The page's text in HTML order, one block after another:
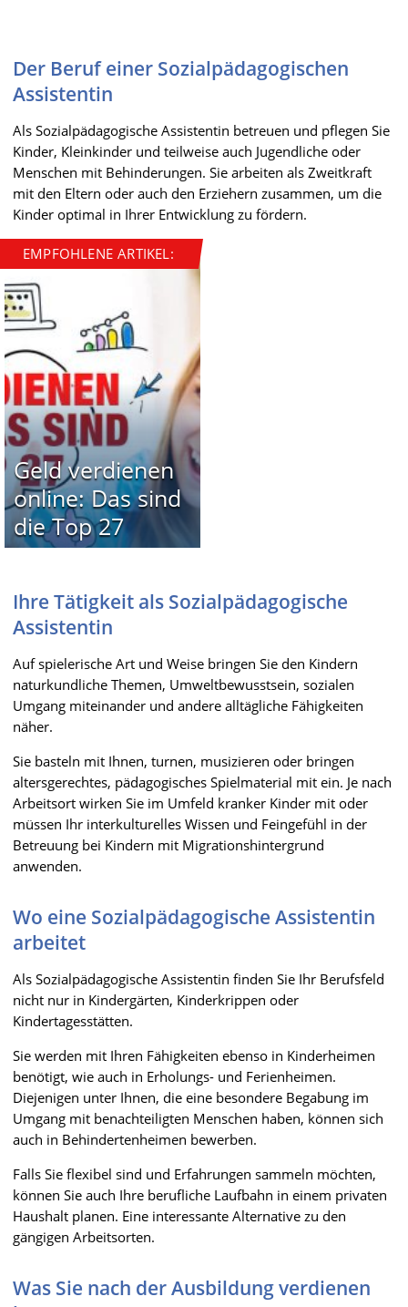
Der Beruf einer Sozialpädagogischen
Assistentin
Als Sozialpädagogische Assistentin betreuen und pflegen Sie
Kinder, Kleinkinder und teilweise auch Jugendliche oder
Menschen mit Behinderungen. Sie arbeiten als Zweitkraft
mit den Eltern oder auch den Erziehern zusammen, um die
Kinder optimal in Ihrer Entwicklung zu fördern.
EMPFOHLENE ARTIKEL:
Geld verdienen
online: Das sind
die Top 27
Ihre Tätigkeit als Sozialpädagogische
Assistentin
Auf spielerische Art und Weise bringen Sie den Kindern
naturkundliche Themen, Umweltbewusstsein, sozialen
Umgang miteinander und andere alltägliche Fähigkeiten
näher.
Sie basteln mit Ihnen, turnen, musizieren oder bringen
altersgerechtes, pädagogisches Spielmaterial mit ein. Je nach
Arbeitsort wirken Sie im Umfeld kranker Kinder mit oder
müssen Ihr interkulturelles Wissen und Feingefühl in der
Betreuung bei Kindern mit Migrationshintergrund
anwenden.
Wo eine Sozialpädagogische Assistentin
arbeitet
Als Sozialpädagogische Assistentin finden Sie Ihr Berufsfeld
nicht nur in Kindergärten, Kinderkrippen oder
Kindertagesstätten.
Sie werden mit Ihren Fähigkeiten ebenso in Kinderheimen
benötigt, wie auch in Erholungs- und Ferienheimen.
Diejenigen unter Ihnen, die eine besondere Begabung im
Umgang mit benachteiligten Menschen haben, können sich
auch in Behindertenheimen bewerben.
Falls Sie flexibel sind und Erfahrungen sammeln möchten,
können Sie auch Ihre berufliche Laufbahn in einem privaten
Haushalt planen. Eine interessante Alternative zu den
gängigen Arbeitsorten.
Was Sie nach der Ausbildung verdienen